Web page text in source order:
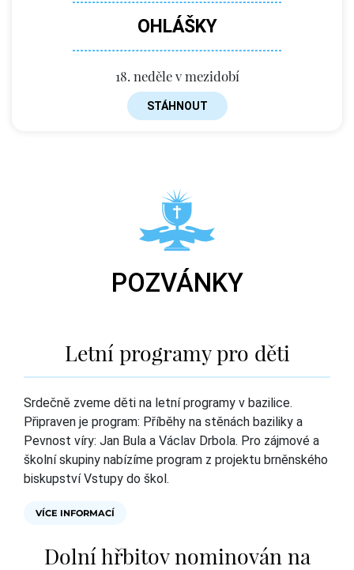
OHLÁŠKY
18. neděle v mezidobí
STÁHNOUT
POZVÁNKY
Letní programy pro děti
Srdečně zveme děti na letní programy v bazilice.
Připraven je program: Příběhy na stěnách baziliky a
Pevnost víry: Jan Bula a Václav Drbola. Pro zájmové a
školní skupiny nabízíme program z projektu brněnského
biskupství Vstupy do škol.
VÍCE INFORMACÍ
Dolní hřbitov nominován na